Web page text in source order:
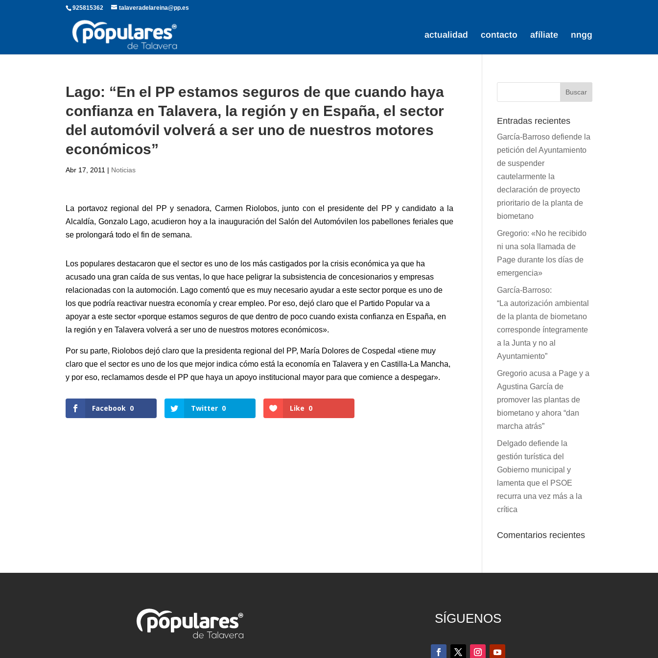
925815362 talaveradelareina@pp.es
actualidad contacto afíliate nngg
Lago: “En el PP estamos seguros de que cuando haya
confianza en Talavera, la región y en España, el sector
del automóvil volverá a ser uno de nuestros motores
económicos”
Abr 17, 2011 | Noticias
La portavoz regional del PP y senadora, Carmen Riolobos, junto con el presidente del PP y candidato a la
Alcaldía, Gonzalo Lago, acudieron hoy a la inauguración del Salón del Automóvilen los pabellones feriales que
se prolongará todo el fin de semana.
Los populares destacaron que el sector es uno de los más castigados por la crisis económica ya que ha
acusado una gran caída de sus ventas, lo que hace peligrar la subsistencia de concesionarios y empresas
relacionadas con la automoción. Lago comentó que es muy necesario ayudar a este sector porque es uno de
los que podría reactivar nuestra economía y crear empleo. Por eso, dejó claro que el Partido Popular va a
apoyar a este sector «porque estamos seguros de que dentro de poco cuando exista confianza en España, en
la región y en Talavera volverá a ser uno de nuestros motores económicos».
Por su parte, Riolobos dejó claro que la presidenta regional del PP, María Dolores de Cospedal «tiene muy
claro que el sector es uno de los que mejor indica cómo está la economía en Talavera y en Castilla-La Mancha,
y por eso, reclamamos desde el PP que haya un apoyo institucional mayor para que comience a despegar».
Facebook 0 Twitter 0 Like 0
Entradas recientes
García-Barroso defiende la
petición del Ayuntamiento
de suspender
cautelarmente la
declaración de proyecto
prioritario de la planta de
biometano
Gregorio: «No he recibido
ni una sola llamada de
Page durante los días de
emergencia»
García-Barroso:
“La autorización ambiental
de la planta de biometano
corresponde íntegramente
a la Junta y no al
Ayuntamiento”
Gregorio acusa a Page y a
Agustina García de
promover las plantas de
biometano y ahora “dan
marcha atrás”
Delgado defiende la
gestión turística del
Gobierno municipal y
lamenta que el PSOE
recurra una vez más a la
crítica
Comentarios recientes
SÍGUENOS